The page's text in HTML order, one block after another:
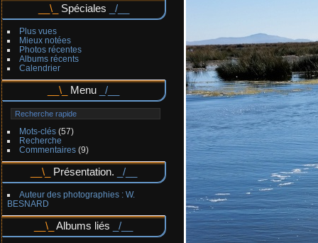
Spéciales
Plus vues
Mieux notées
Photos récentes
Albums récents
Calendrier
Menu
Mots-clés(57)
Recherche
Commentaires(9)
Présentation.
Auteur des photographies : W.
BESNARD
Albums liés